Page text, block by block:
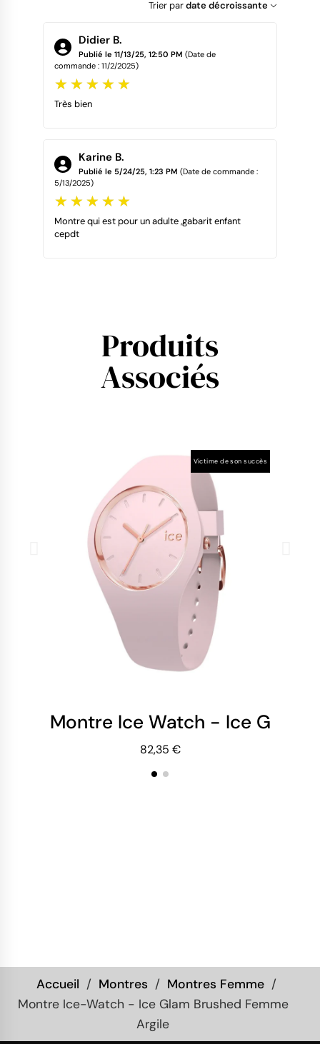
Trier pardate décroissante
Didier B.
Publié le 11/13/25, 12:50 PM (Date de
commande : 11/2/2025)
Très bien
Karine B.
Publié le 5/24/25, 1:23 PM (Date de commande :
5/13/2025)
Montre qui est pour un adulte ,gabarit enfant
cepdt
Produits
Associés
Victime de son succès
Montre Ice Watch - Ice Glam
82,35 €
Accueil Montres
Montres Femme
Montre Ice-Watch - Ice Glam Brushed Femme
Argile